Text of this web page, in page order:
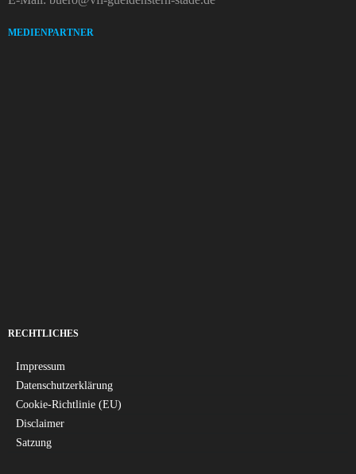
MEDIENPARTNER
RECHTLICHES
Impressum
Datenschutzerklärung
Cookie-Richtlinie (EU)
Disclaimer
Satzung